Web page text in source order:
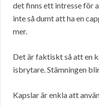
det finns ett intresse för
inte så dumt att ha en
mer.
Det är faktiskt så att en
isbrytare. Stämningen
Kapslar är enkla att